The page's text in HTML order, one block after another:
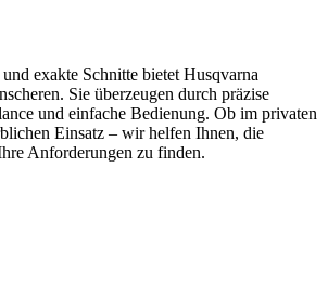
exakte Schnitte bietet Husqvarna
Sie überzeugen durch präzise
und einfache Bedienung. Ob im privaten
Einsatz – wir helfen Ihnen, die
Anforderungen zu finden.